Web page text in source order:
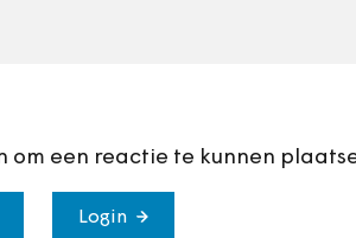
om een reactie te kunnen
Login